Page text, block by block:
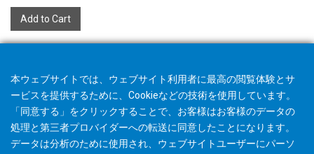
Add to Cart
本ウェブサイトでは、ウェブサイト利用者に最高の閲覧体験とサ
ービスを提供するために、Cookieなどの技術を使用しています。
「同意する」をクリックすることで、お客様はお客様のデータの
処理と第三者プロバイダーへの転送に同意したことになります。
データは分析のために使用され、ウェブサイトユーザーにパーソ